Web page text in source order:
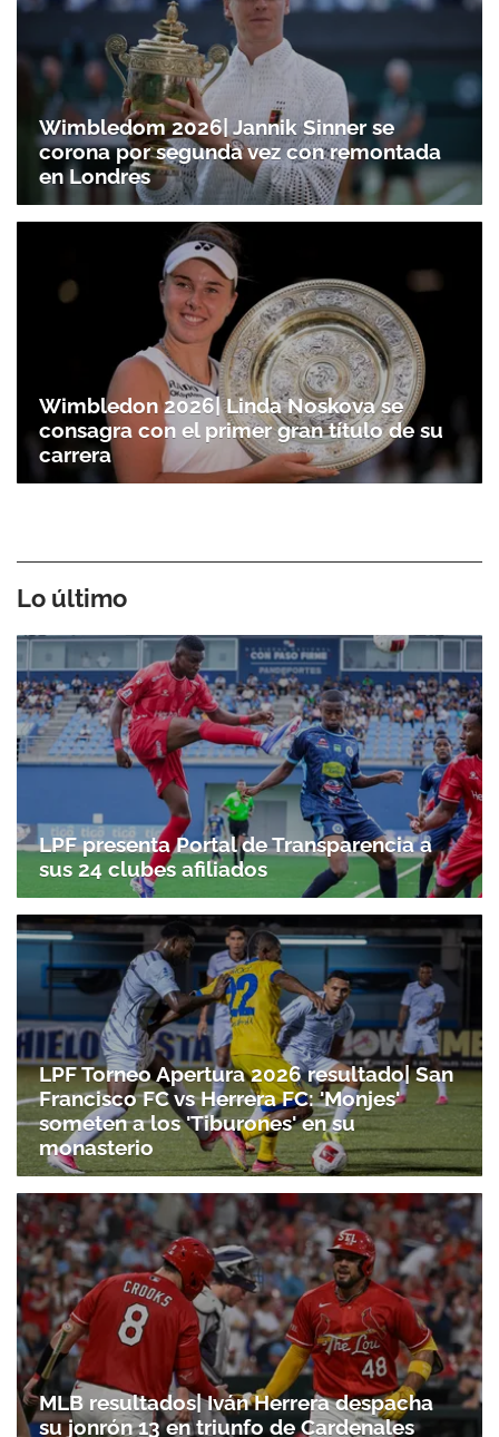
Wimbledom 2026| Jannik Sinner se
corona por segunda vez con remontada
en Londres
Wimbledon 2026| Linda Noskova se
consagra con el primer gran título de su
carrera
Lo último
LPF presenta Portal de Transparencia a
sus 24 clubes afiliados
LPF Torneo Apertura 2026 resultado| San
Francisco FC vs Herrera FC: 'Monjes'
someten a los 'Tiburones' en su
monasterio
MLB resultados| Iván Herrera despacha
su jonrón 13 en triunfo de Cardenales